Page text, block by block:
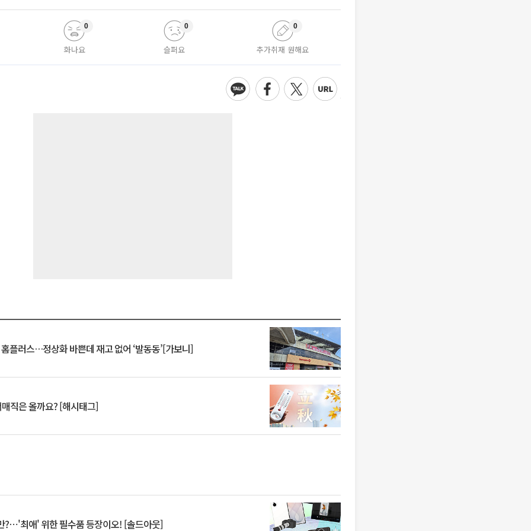
화나요
0
슬퍼요
0
추가취재 원해요
0
플러스…정상화 바쁜데 재고 없어 ‘발동동’[가보니]
직은 올까요? [해시태그]
?⋯'최애' 위한 필수품 등장이오! [솔드아웃]